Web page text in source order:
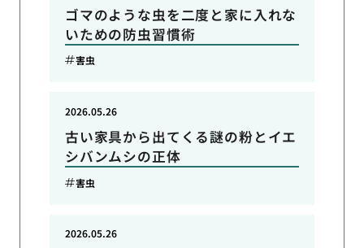
ゴマのような虫を二度と家に入れな
いための防虫習慣術
害虫
古い家具から出てくる謎の粉とイエ
シバンムシの正体
2026.05.26
害虫
2026.05.26